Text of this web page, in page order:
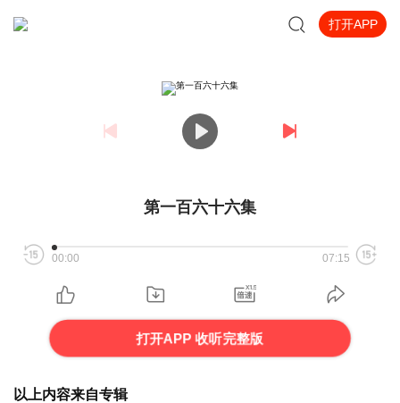
打开APP
第一百六十六集
00:00 07:15
打开APP 收听完整版
以上内容来自专辑